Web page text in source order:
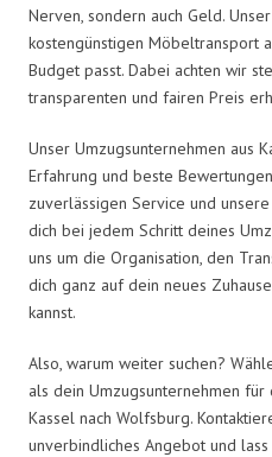
Nerven, sondern auch Geld.
kostengünstigen Möbeltransport
Budget passt. Dabei achten wir
transparenten und fairen Preis
Unser Umzugsunternehmen aus
Erfahrung und beste
zuverlässigen Service und
dich bei jedem Schritt deines
uns um die Organisation, den
dich ganz auf dein neues
kannst.
Also, warum weiter suchen?
als dein Umzugsunternehmen
Kassel nach Wolfsburg.
unverbindliches Angebot und